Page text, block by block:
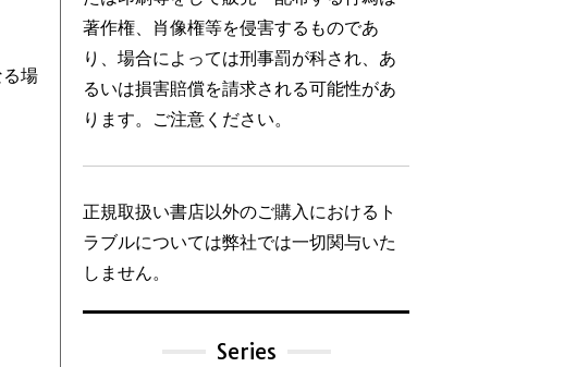
場
著作権、肖像権等を侵害するものであ
り、場合によっては刑事罰が科され、あ
るいは損害賠償を請求される可能性があ
ります。ご注意ください。
正規取扱い書店以外のご購入におけるト
ラブルについては弊社では一切関与いた
しません。
Series